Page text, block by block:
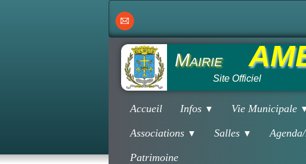
Mairie
Site Officiel
Accueil Infos ▼ Vie Municipale
Associations ▼ Salles ▼
Patrimoine